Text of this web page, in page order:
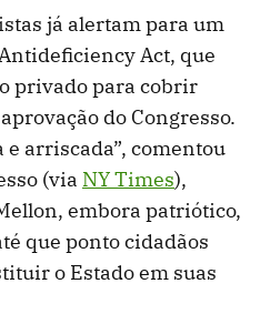
já alertam para um
Act, que
privado para cobrir
do Congresso.
arriscada”, comentou
(via NY Times),
embora patriótico,
que ponto cidadãos
o Estado em suas